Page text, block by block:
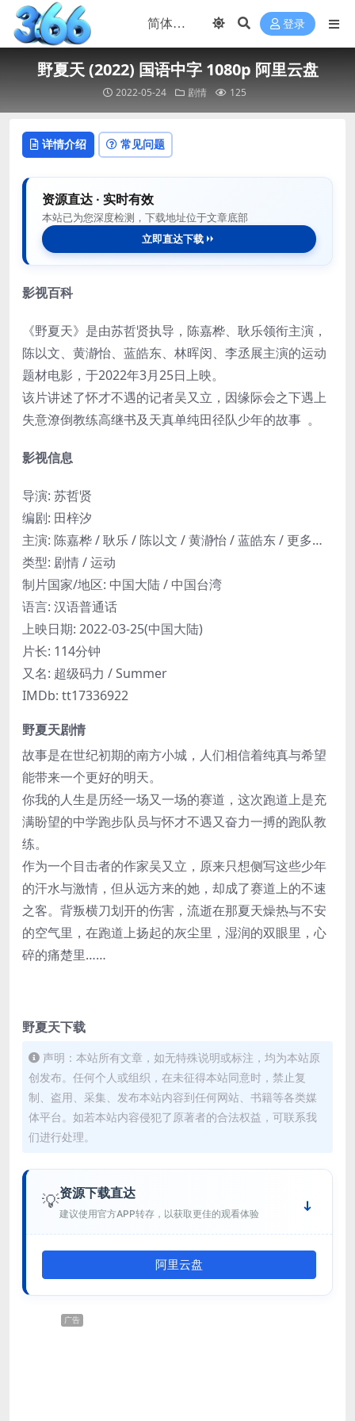
登录
野夏天 (2022) 国语中字 1080p 阿里云盘
2022-05-24 剧情 125
详情介绍 常见问题
资源直达 · 实时有效
本站已为您深度检测，下载地址位于文章底部
立即直达下载
影视百科
《野夏天》是由苏哲贤执导，陈嘉桦、耿乐领衔主演，
陈以文、黄瀞怡、蓝皓东、林晖闵、李丞展主演的运动
题材电影，于2022年3月25日上映。
该片讲述了怀才不遇的记者吴又立，因缘际会之下遇上
失意潦倒教练高继书及天真单纯田径队少年的故事 。
影视信息
导演: 苏哲贤
编剧: 田梓汐
主演: 陈嘉桦 / 耿乐 / 陈以文 / 黄瀞怡 / 蓝皓东 / 更多…
类型: 剧情 / 运动
制片国家/地区: 中国大陆 / 中国台湾
语言: 汉语普通话
上映日期: 2022-03-25(中国大陆)
片长: 114分钟
又名: 超级码力 / Summer
IMDb: tt17336922
野夏天剧情
故事是在世纪初期的南方小城，人们相信着纯真与希望
能带来一个更好的明天。
你我的人生是历经一场又一场的赛道，这次跑道上是充
满盼望的中学跑步队员与怀才不遇又奋力一搏的跑队教
练。
作为一个目击者的作家吴又立，原来只想侧写这些少年
的汗水与激情，但从远方来的她，却成了赛道上的不速
之客。背叛横刀划开的伤害，流逝在那夏天燥热与不安
的空气里，在跑道上扬起的灰尘里，湿润的双眼里，心
碎的痛楚里……
野夏天下载
声明：本站所有文章，如无特殊说明或标注，均为本站原
创发布。任何个人或组织，在未征得本站同意时，禁止复
制、盗用、采集、发布本站内容到任何网站、书籍等各类媒
体平台。如若本站内容侵犯了原著者的合法权益，可联系我
们进行处理。
💡资源下载直达
建议使用官方APP转存，以获取更佳的观看体验
阿里云盘
广告